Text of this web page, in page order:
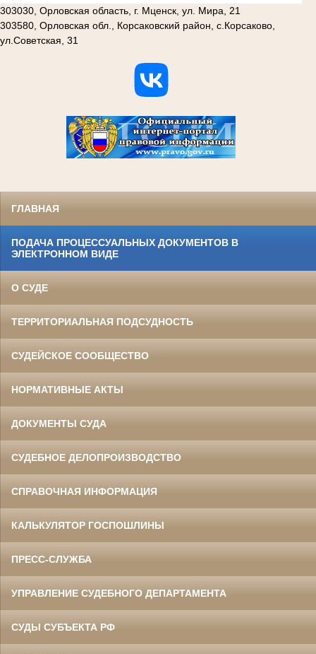
303030, Орловская область, г. Мценск, ул. Мира, 21
303580, Орловская обл., Корсаковский район, с.Корсаково,
ул.Советская, 31
ГЛАВНАЯ
ПОДАЧА ПРОЦЕССУАЛЬНЫХ ДОКУМЕНТОВ В
ЭЛЕКТРОННОМ ВИДЕ
О СУДЕ
ТЕРРИТОРИАЛЬНАЯ ПОДСУДНОСТЬ
СУДЕЙСКОЕ СООБЩЕСТВО
НОРМАТИВНЫЕ АКТЫ
ДОКУМЕНТЫ СУДА
СУДЕБНОЕ ДЕЛОПРОИЗВОДСТВО
СПРАВОЧНАЯ ИНФОРМАЦИЯ
КАЛЬКУЛЯТОР ГОСПОШЛИНЫ
ПРЕСС-СЛУЖБА
УПРАВЛЕНИЕ СУДЕБНОГО ДЕПАРТАМЕНТА
СУДЫ СУБЪЕКТА РФ